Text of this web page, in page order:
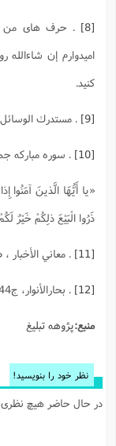
. حرف های من
امیدوارم إن
کنید.
. مستدرك الوسائل، ج6،
. سوره مبارکه
«يا أَيُّهَا الَّذينَ آمَنُوا
ذَرُوا الْبَيْعَ ذلِكُمْ خَيْرٌ
. معاني الأخبار ،
. بحارالأنوار، ج44، ص138.
منبع:پژوهه تبلیغ
نظر خود را بنویسید!
در حال حاضر هیچ نظری